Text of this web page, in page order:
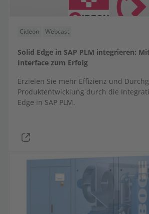
Cideon Webcast
Solid Edge in SAP PLM integrieren:
Interface zum Erfolg
Erzielen Sie mehr Effizienz und
Produktentwicklung durch die
Edge in SAP PLM.